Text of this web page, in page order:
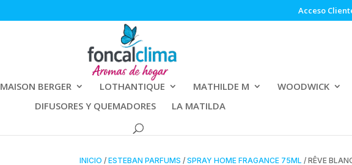
Acceso
MAISON BERGER LOTHANTIQUE MATHILDE M WOODWICK
DIFUSORES Y QUEMADORES
LA MATILDA
INICIO /ESTEBAN PARFUMS /SPRAY HOME FRAGANCE 75ML / RÊVE